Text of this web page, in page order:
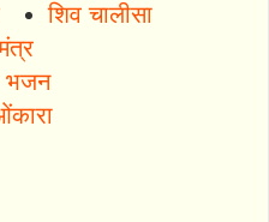
शिव चालीसा
भजन